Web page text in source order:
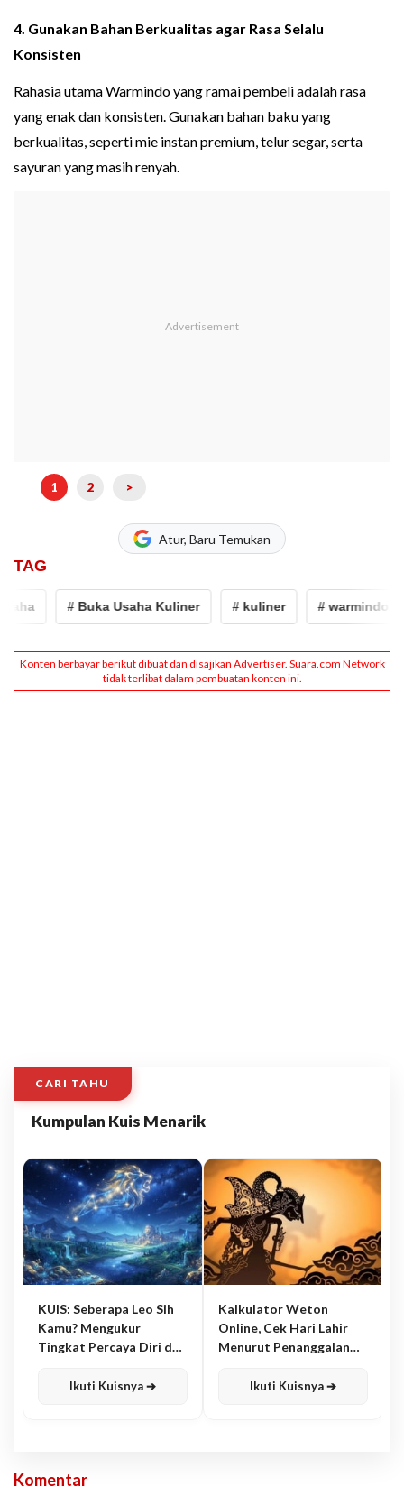
4. Gunakan Bahan Berkualitas agar Rasa Selalu
Konsisten
Rahasia utama Warmindo yang ramai pembeli adalah rasa
yang enak dan konsisten. Gunakan bahan baku yang
berkualitas, seperti mie instan premium, telur segar, serta
sayuran yang masih renyah.
1 2 >
Atur, Baru Temukan
TAG
# Buka Usaha Kuliner # kuliner # warmindo
CARI TAHU
Kumpulan Kuis Menarik
KUIS: Seberapa Leo Sih
Kamu? Mengukur
Tingkat Percaya Diri dan
Ikuti Kuisnya ➔
Kalkulator Weton
Online, Cek Hari Lahir
Menurut Penanggalan
Ikuti Kuisnya ➔
Komentar